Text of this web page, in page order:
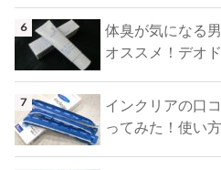
体臭が気になる
オススメ！デオ
インクリアの口
ってみた！使い